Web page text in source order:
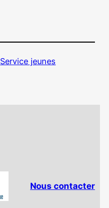
Service jeunes
Nous contacter